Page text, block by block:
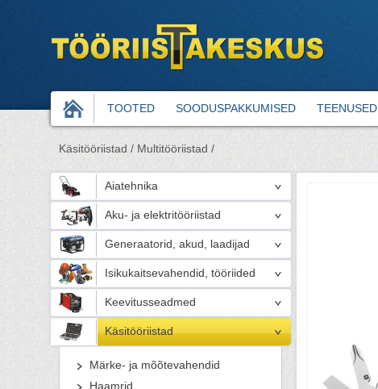
TOOTED SOODUSPAKKUMISED TEENUSED
Käsitööriistad / Multitööriistad /
Aiatehnika
Aku- ja elektritööriistad
Generaatorid, akud, laadijad
Isikukaitsevahendid, tööriided
Keevitusseadmed
Käsitööriistad
Märke- ja mõõtevahendid
Haamrid